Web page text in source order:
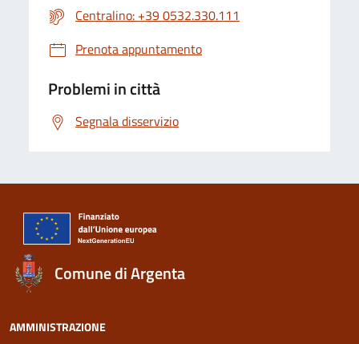
Centralino: +39 0532.330.111
Prenota appuntamento
Problemi in città
Segnala disservizio
Comune di Argenta
AMMINISTRAZIONE